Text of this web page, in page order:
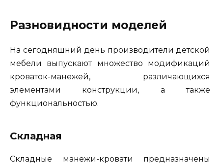
Разновидности моделей
На сегодняшний день производители детской
мебели выпускают множество модификаций
кроваток-манежей, различающихся
элементами конструкции, а также
функциональностью.
Складная
Складные манежи-кровати предназначены